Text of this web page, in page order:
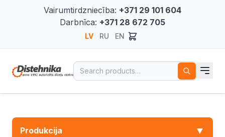
Vairumtirdzniecība: +371 29 101 604
Darbnīca: +371 28 672 705
LV RU EN
Search for:
Produkcija ▼